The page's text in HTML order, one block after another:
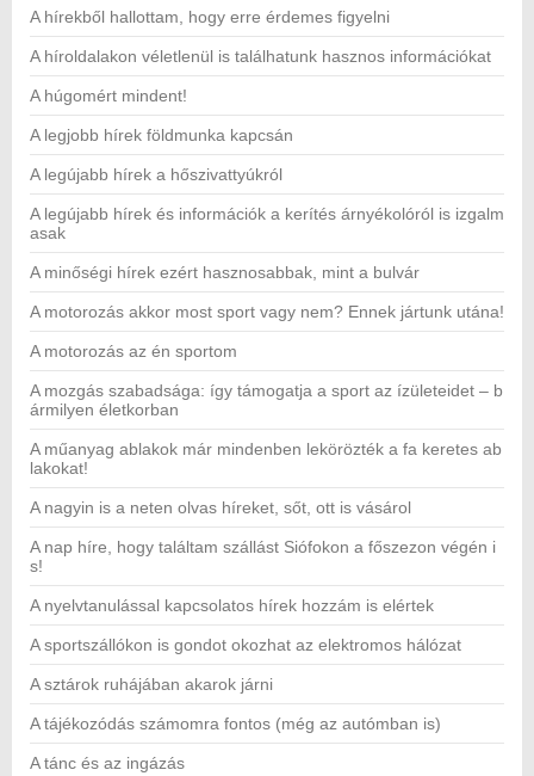
A hírekből hallottam, hogy erre érdemes figyelni
A híroldalakon véletlenül is találhatunk hasznos információkat
A húgomért mindent!
A legjobb hírek földmunka kapcsán
A legújabb hírek a hőszivattyúkról
A legújabb hírek és információk a kerítés árnyékolóról is izgalm
asak
A minőségi hírek ezért hasznosabbak, mint a bulvár
A motorozás akkor most sport vagy nem? Ennek jártunk utána!
A motorozás az én sportom
A mozgás szabadsága: így támogatja a sport az ízületeidet – b
ármilyen életkorban
A műanyag ablakok már mindenben lekörözték a fa keretes ab
lakokat!
A nagyin is a neten olvas híreket, sőt, ott is vásárol
A nap híre, hogy találtam szállást Siófokon a főszezon végén i
s!
A nyelvtanulással kapcsolatos hírek hozzám is elértek
A sportszállókon is gondot okozhat az elektromos hálózat
A sztárok ruhájában akarok járni
A tájékozódás számomra fontos (még az autómban is)
A tánc és az ingázás